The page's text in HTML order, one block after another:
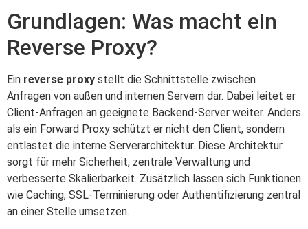
Grundlagen: Was macht ein
Reverse Proxy?
Ein reverse proxy stellt die Schnittstelle zwischen
Anfragen von außen und internen Servern dar. Dabei leitet er
Client-Anfragen an geeignete Backend-Server weiter. Anders
als ein Forward Proxy schützt er nicht den Client, sondern
entlastet die interne Serverarchitektur. Diese Architektur
sorgt für mehr Sicherheit, zentrale Verwaltung und
verbesserte Skalierbarkeit. Zusätzlich lassen sich Funktionen
wie Caching, SSL-Terminierung oder Authentifizierung zentral
an einer Stelle umsetzen.